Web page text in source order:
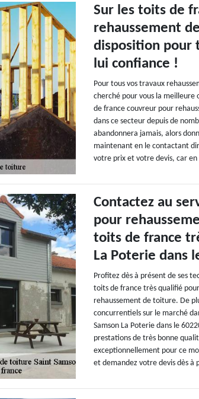
Sur les toits de
rehaussement
disposition pour
lui confiance !
Pour tous vos travaux
cherché pour vous la meilleure
de france couvreur pour
dans ce secteur depuis de
abandonnera jamais, alors
maintenant en le contactant
votre prix et votre devis, car
Contactez au
pour
toits de france
La Poterie dans
Profitez dès à présent de ses
toits de france très qualifié
rehaussement de toiture. De
concurrentiels sur le marché
Samson La Poterie dans le
prestations de très bonne
exceptionnellement pour ce
et demandez votre devis dès à